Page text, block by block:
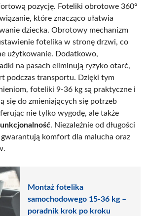
pozycję. Foteliki obrotowe 360º
które znacząco ułatwia
dziecka. Obrotowy mechanizm
fotelika w stronę drzwi, co
użytkowanie. Dodatkowo,
na pasach eliminują ryzyko otarć,
podczas transportu. Dzięki tym
foteliki 9-36 kg są praktyczne i
się do zmieniających się potrzeb
nie tylko wygodę, ale także
. Niezależnie od długości
komfort dla malucha oraz
Montaż fotelika
samochodowego 15-36 kg –
poradnik krok po kroku